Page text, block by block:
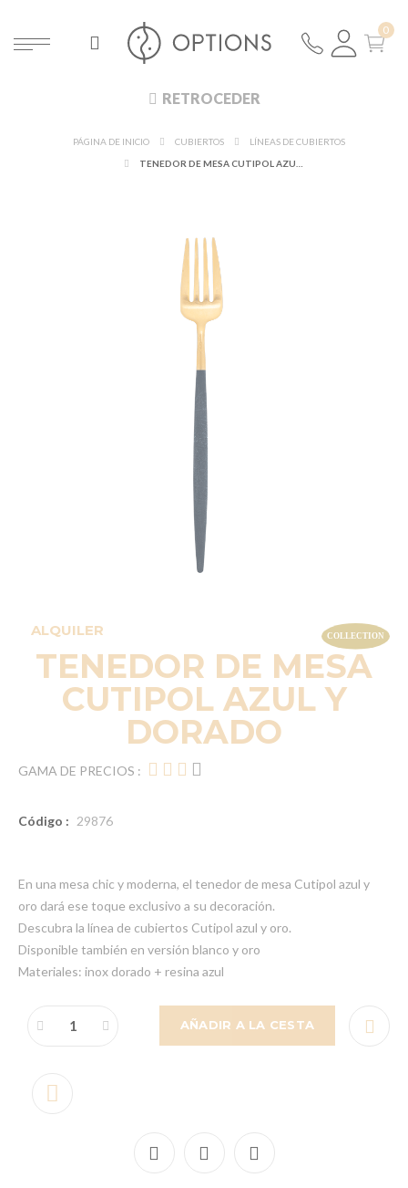
RETROCEDER
PÁGINA DE INICIO CUBIERTOS
LÍNEAS DE CUBIERTOS
ALQUILER
TENEDOR DE MESA
CUTIPOL AZUL Y
DORADO
GAMA DE PRECIOS :
Código : 29876
En una mesa chic y moderna, el tenedor de mesa Cutipol azul y
oro dará ese toque exclusivo a su decoración.
Descubra la línea de cubiertos Cutipol azul y oro.
Disponible también en versión blanco y oro
Materiales: inox dorado + resina azul
AÑADIR A LA CESTA